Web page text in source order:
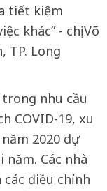
tiết kiệm
khác” - chị Võ
TP. Long
nhu cầu
COVID-19, xu
2020 dự
Các nhà
điều chỉnh